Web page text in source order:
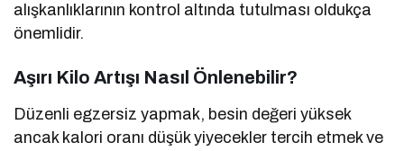
alışkanlıklarının kontrol altında tutulması oldukça
önemlidir.
Aşırı Kilo Artışı Nasıl Önlenebilir?
Düzenli egzersiz yapmak, besin değeri yüksek
ancak kalori oranı düşük yiyecekler tercih etmek ve